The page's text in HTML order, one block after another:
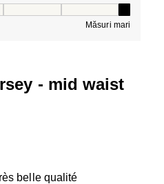
Măsuri mari
- mid waist
belle qualité